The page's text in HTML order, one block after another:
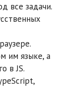
все задачи.
им языке, а
в JS.